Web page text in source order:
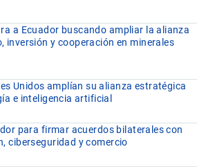
a Ecuador buscando ampliar la alianza
inversión y cooperación en minerales
Unidos amplían su alianza estratégica
e inteligencia artificial
para firmar acuerdos bilaterales con
ciberseguridad y comercio